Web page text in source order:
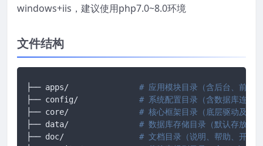
windows+iis，建议使用php7.0~8.0环境
文件结构
# 应用模块目录（含后台、前台
# 系统配置目录（含数据库连接
# 核心框架目录（底层驱动及框
# 数据库存储目录（默认存放
# 文档目录（说明、帮助、开发